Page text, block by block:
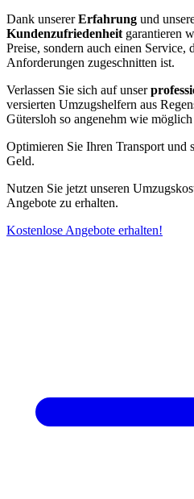
Dank unsererErfahrung und
Kundenzufriedenheit garantieren
Preise, sondern auch einen Service,
Anforderungen zugeschnitten ist.
Verlassen Sie sich auf unser
versierten Umzugshelfern aus
Gütersloh so angenehm wie möglich
Optimieren Sie Ihren Transport und
Geld.
Nutzen Sie jetzt unseren
Angebote zu erhalten.
Kostenlose Angebote erhalten!